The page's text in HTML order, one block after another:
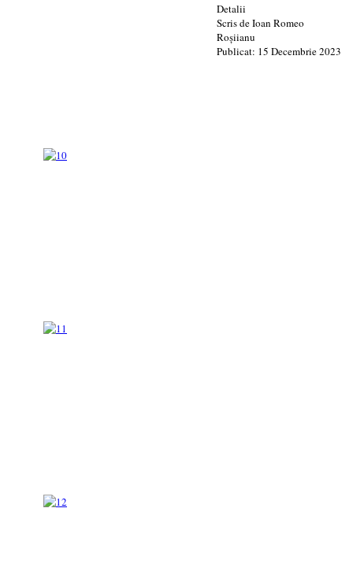
Detalii
Scris deIoan Romeo
Roşiianu
Publicat: 15 Decembrie 2023